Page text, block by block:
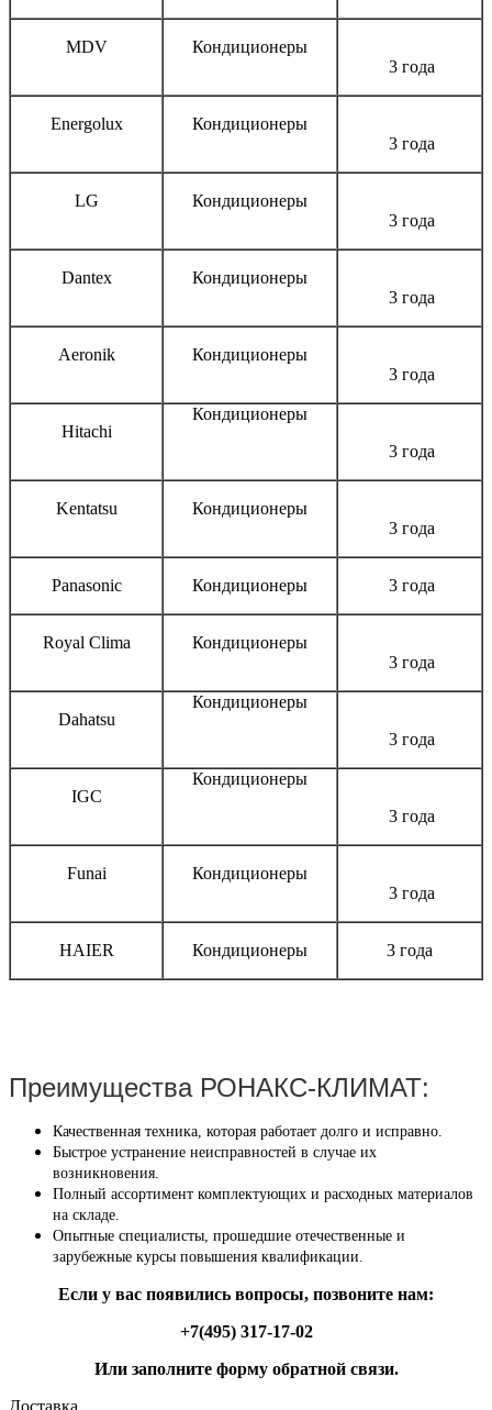
MDV
Кондиционеры
3 года
Energolux
Кондиционеры
3 года
LG
Кондиционеры
3 года
Dantex
Кондиционеры
3 года
Aeronik
Кондиционеры
3 года
Hitachi
Кондиционеры
3 года
Kentatsu
Кондиционеры
3 года
Panasonic Кондиционеры 3 года
Royal Clima
Кондиционеры
3 года
Dahatsu
Кондиционеры
3 года
IGC
Кондиционеры
3 года
Funai
Кондиционеры
3 года
HAIER Кондиционеры 3 года
Преимущества РОНАКС-КЛИМАТ:
Качественная техника, которая работает долго и исправно.
Быстрое устранение неисправностей в случае их
возникновения.
Полный ассортимент комплектующих и расходных материалов
на складе.
Опытные специалисты, прошедшие отечественные и
зарубежные курсы повышения квалификации.
Если у вас появились вопросы, позвоните нам:
+7(495) 317-17-02
Или заполните форму обратной связи.
Доставка